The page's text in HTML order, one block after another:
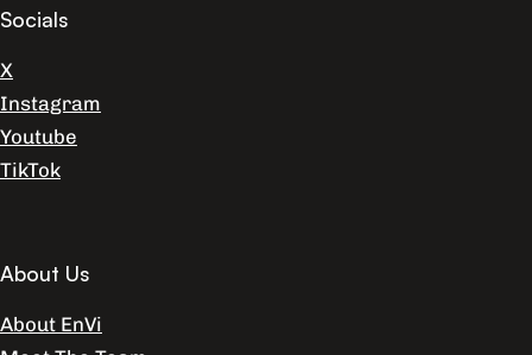
Socials
X
Instagram
Youtube
TikTok
About Us
About EnVi